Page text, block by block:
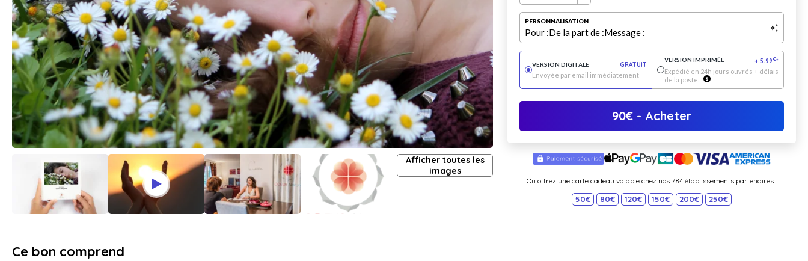
Afficher toutes les
images
PERSONNALISATION
Pour :De la part de :Message :
VERSION DIGITALE
GRATUIT
Envoyée par email immédiatement
VERSION IMPRIMÉE + 5.99€*
Expédié en 24h jours ouvrés + délais
de la poste.
90€- Acheter
Ou offrez une carte cadeau valable chez nos 784 établissements partenaires :
50€ 80€ 120€ 150€ 200€ 250€
Ce bon comprend